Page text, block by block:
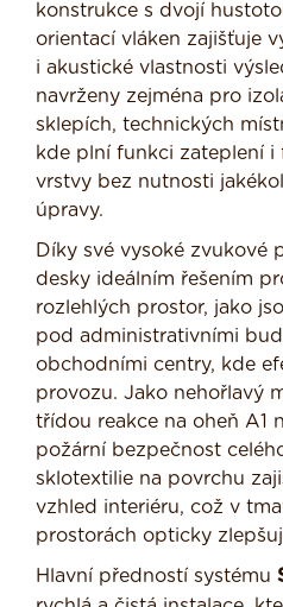
konstrukce s dvojí
orientací vláken zajišťuje
i akustické vlastnosti
navrženy zejména pro
sklepích, technických
kde plní funkci zateplení i
vrstvy bez nutnosti
úpravy.
Díky své vysoké zvukové
desky ideálním řešením
rozlehlých prostor, jako
pod administrativními
obchodními centry, kde
provozu. Jako nehořlavý
třídou reakce na oheň A1
požární bezpečnost
sklotextilie na povrchu
vzhled interiéru, což v
prostorách opticky
Hlavní předností systému